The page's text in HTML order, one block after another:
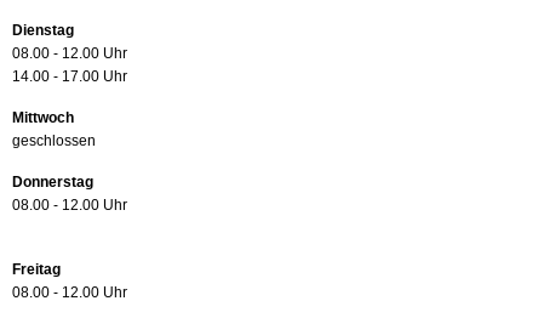
Dienstag
08.00 - 12.00 Uhr
14.00 - 17.00 Uhr
Mittwoch
geschlossen
Donnerstag
08.00 - 12.00 Uhr
Freitag
08.00 - 12.00 Uhr